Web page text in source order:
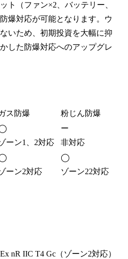
ト（ファン×2、バッテリー、
爆対応が可能となります。ウ
いため、初期投資を大幅に抑
した防爆対応へのアップグレ
ス防爆
粉じん防爆
ーン1、2対応
ー
非対応
ーン2対応
◯
ゾーン22対応
nR IIC T4 Gc（ゾーン2対応）